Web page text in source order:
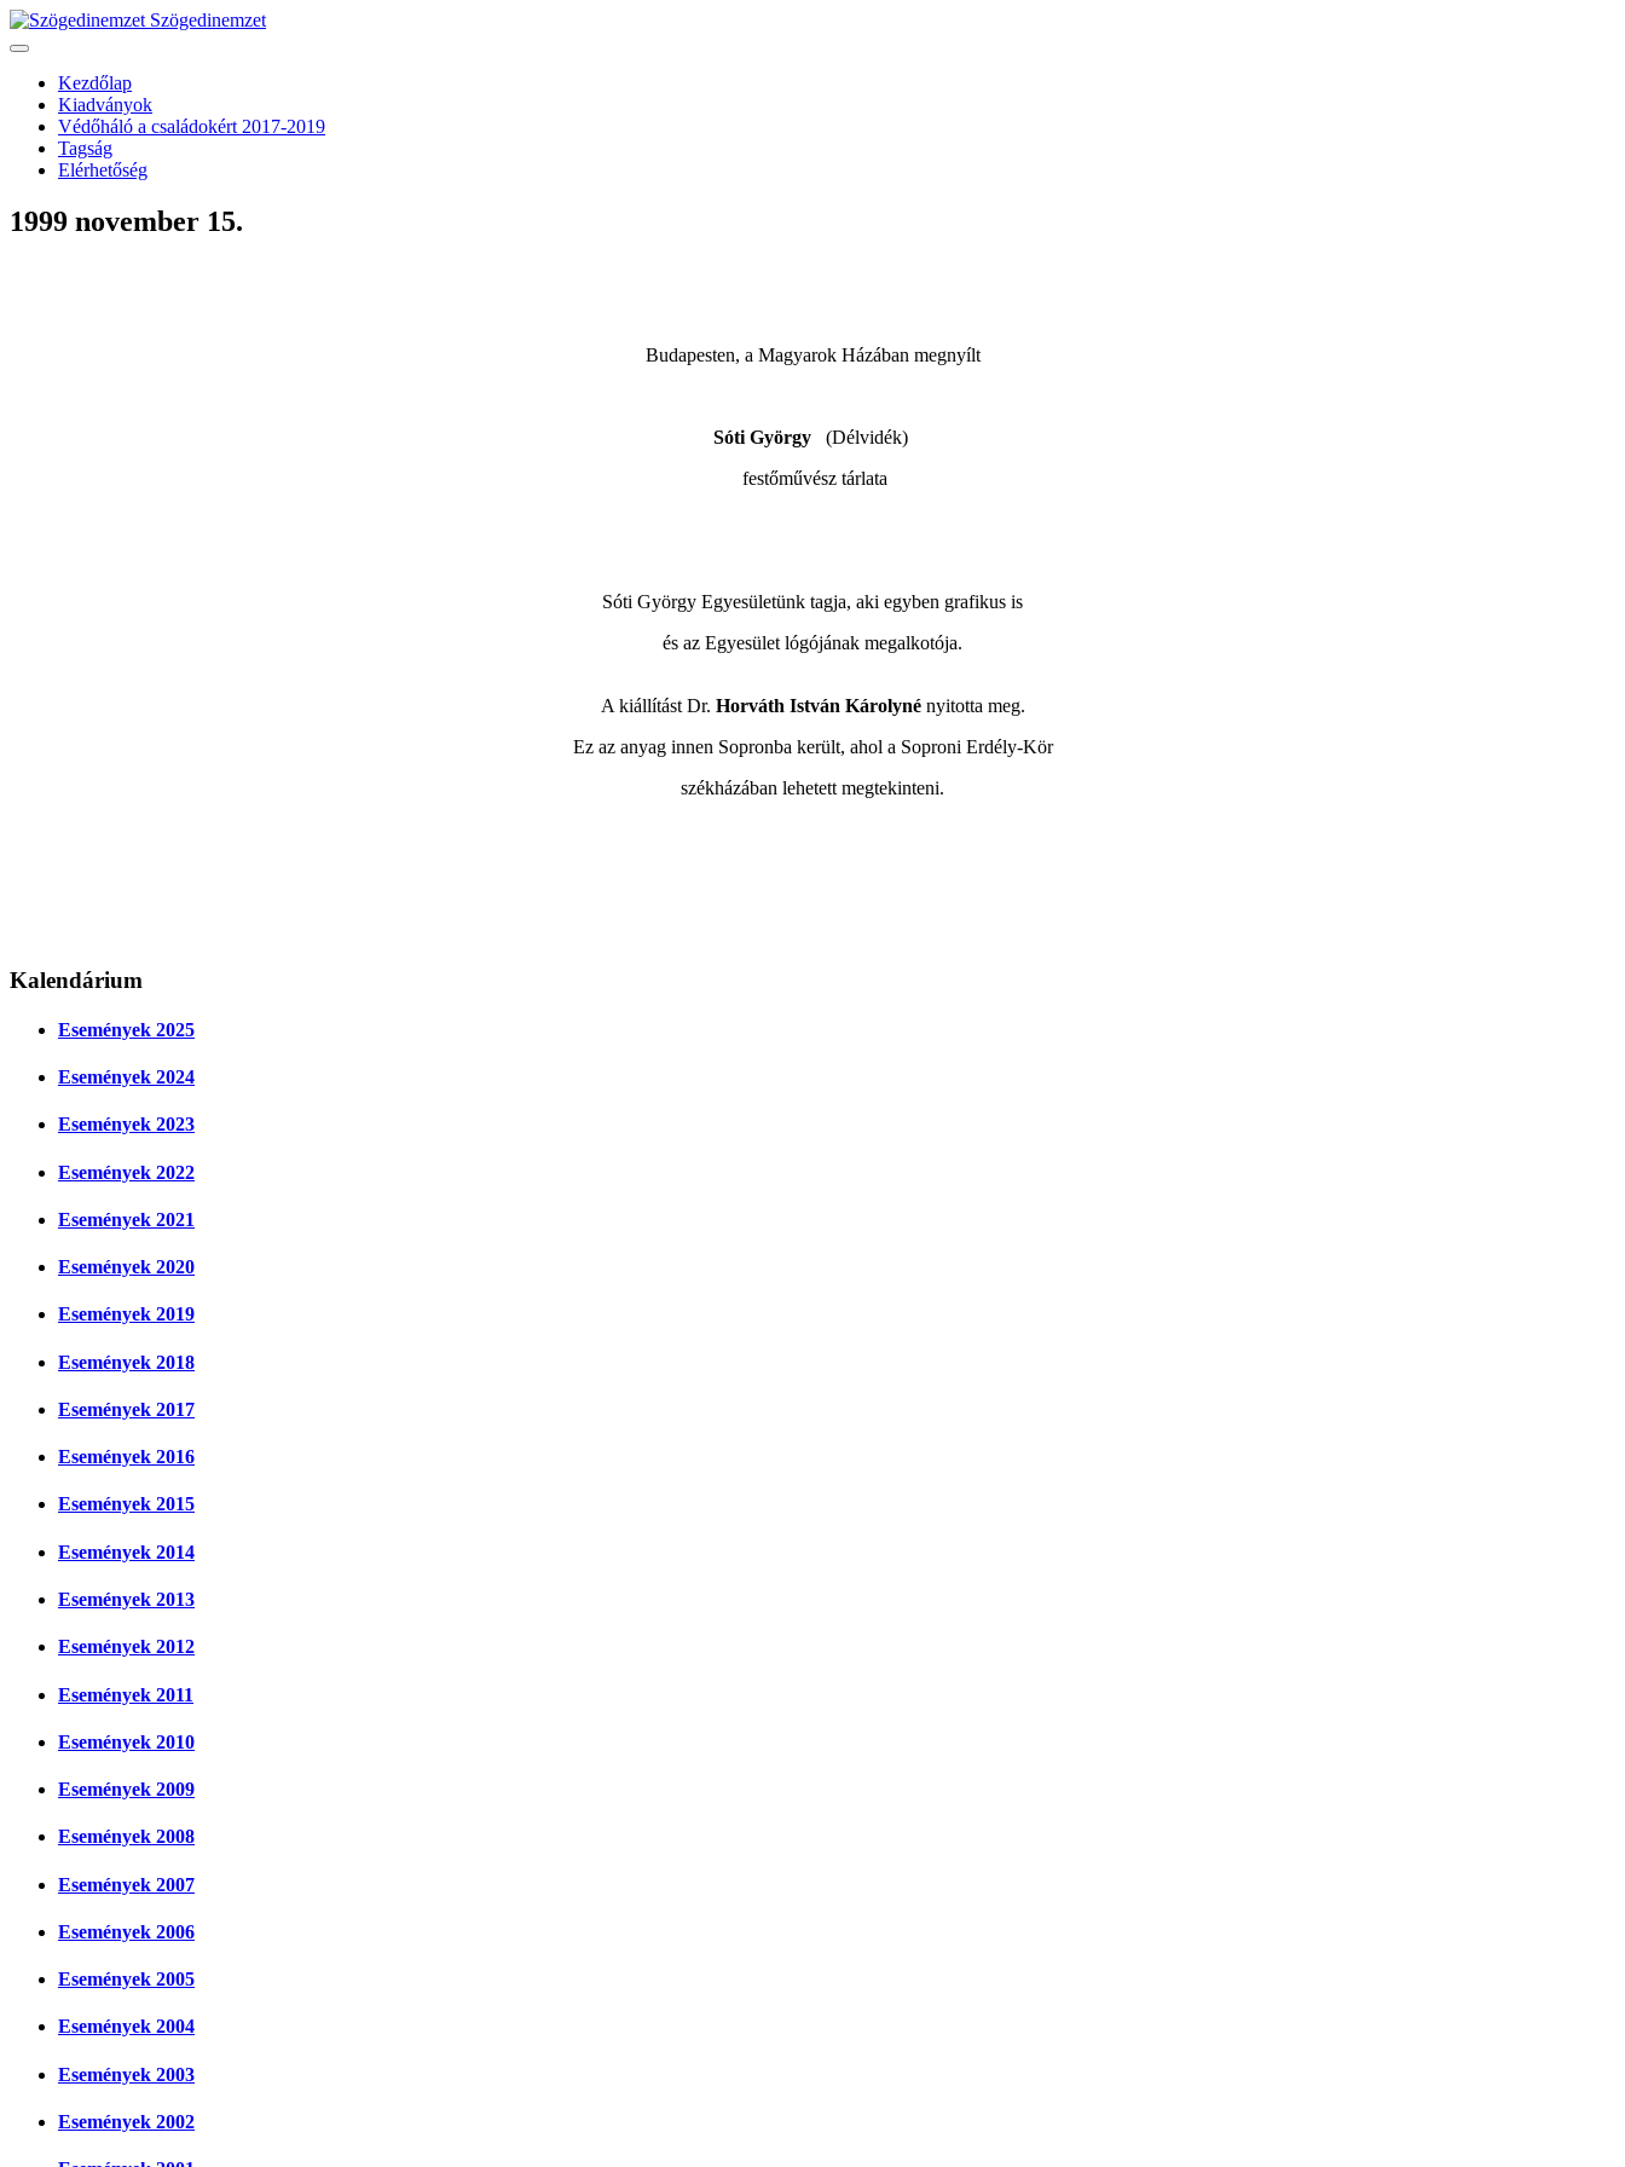
Szögedinemzet
Kezdőlap
Kiadványok
Védőháló a családokért 2017-2019
Tagság
Elérhetőség
1999 november 15.
Budapesten, a Magyarok Házában megnyílt
Sóti György (Délvidék)
festőművész tárlata
Sóti György Egyesületünk tagja, aki egyben grafikus is
és az Egyesület lógójának megalkotója.
A kiállítást Dr. Horváth István Károlynényitotta meg.
Ez az anyag innen Sopronba került, ahol a Soproni Erdély-Kör
székházában lehetett megtekinteni.
Kalendárium
Események 2025
Események 2024
Események 2023
Események 2022
Események 2021
Események 2020
Események 2019
Események 2018
Események 2017
Események 2016
Események 2015
Események 2014
Események 2013
Események 2012
Események 2011
Események 2010
Események 2009
Események 2008
Események 2007
Események 2006
Események 2005
Események 2004
Események 2003
Események 2002